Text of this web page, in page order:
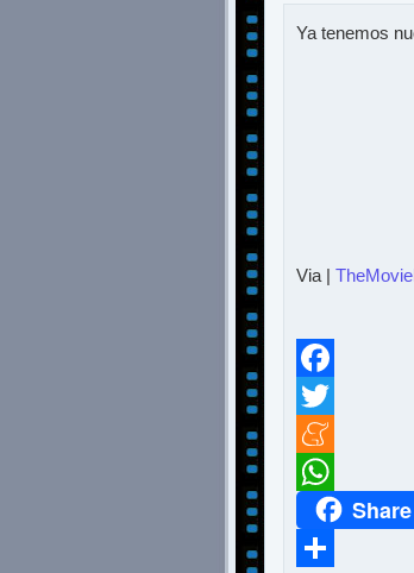
Ya tenemos
Via |
Facebook
Twitter
Meneame
WhatsAppShare